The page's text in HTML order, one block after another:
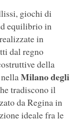
giochi di
equilibrio in
in
dal regno
della
Milano degli
tradiscono il
da Regina in
ideale fra le